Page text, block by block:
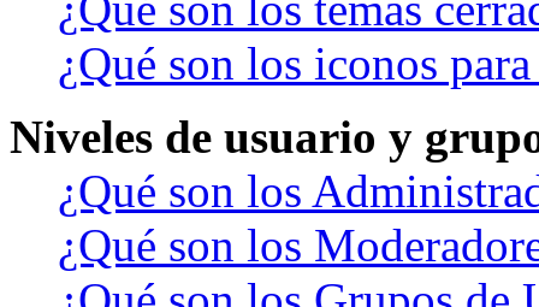
¿Qué son los iconos
Niveles de usuario y
¿Qué son los
¿Qué son los